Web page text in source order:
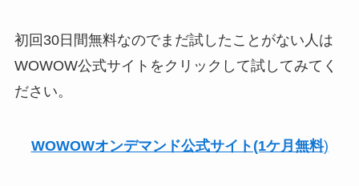
初回30日間無料なのでまだ試したことがない人は
WOWOW公式サイトをクリックして試してみてく
ださい。
WOWOWオンデマンド公式サイト(1ケ月無料)